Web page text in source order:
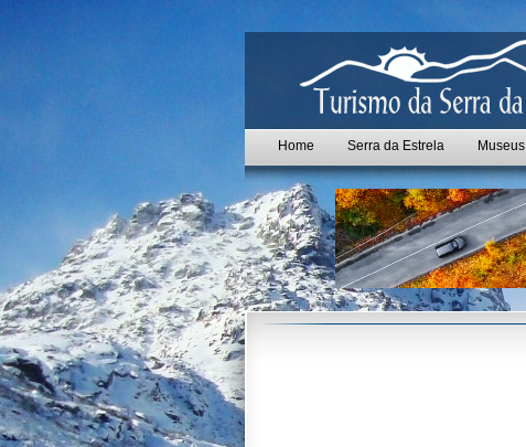
Home Serra da Estrela Museus